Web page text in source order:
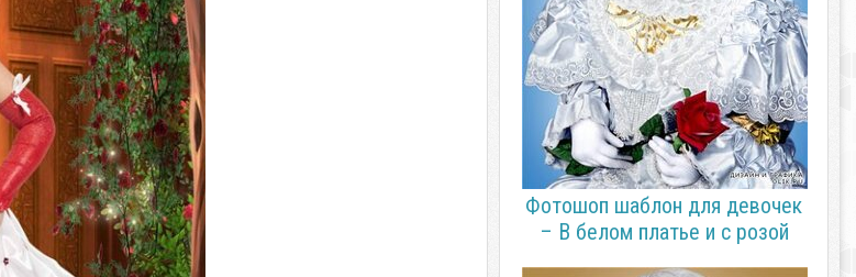
Фотошоп шаблон для девочек
– В белом платье и с розой